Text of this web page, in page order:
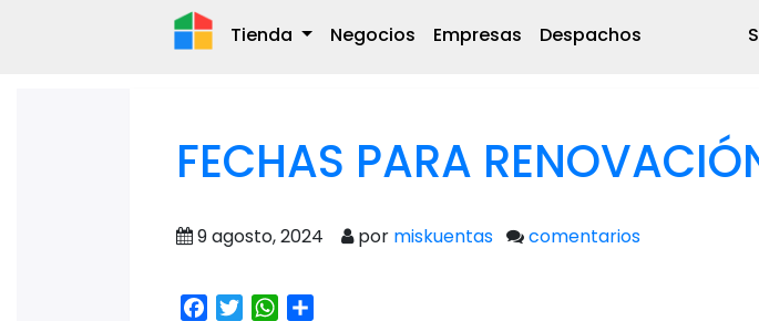
Tienda Negocios Empresas Despachos
FECHAS PARA
9 agosto, 2024 por miskuentas comentarios
Facebook
TwitterWhatsApp